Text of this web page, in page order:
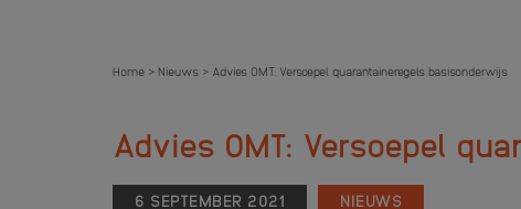
Home > Nieuws > Advies OMT: Versoepel quarantaineregels basisonderwijs
Advies OMT: Versoepel
6 SEPTEMBER 2021 NIEUWS